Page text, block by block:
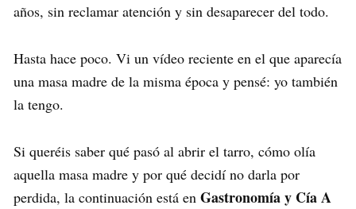
años, sin reclamar atención y sin desaparecer del todo.
Hasta hace poco. Vi un vídeo reciente en el que aparecía
una masa madre de la misma época y pensé: yo también
la tengo.
Si queréis saber qué pasó al abrir el tarro, cómo olía
aquella masa madre y por qué decidí no darla por
perdida, la continuación está en Gastronomía y Cía A